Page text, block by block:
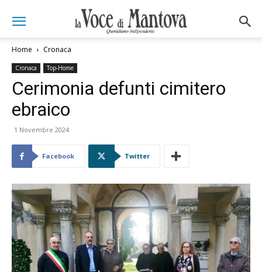
Home Cronaca
Cronaca Top-Home
Cerimonia defunti cimitero
ebraico
1 Novembre 2024
Facebook Twitter